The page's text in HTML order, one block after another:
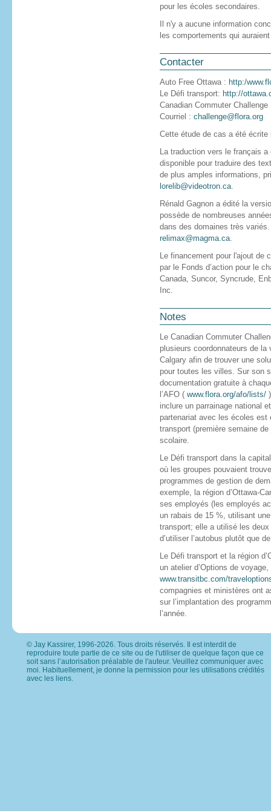
pour les écoles secondaires.
Il n'y a aucune information
les comportements qui
Contacter
Auto Free Ottawa : http:/
Le Défi transport: http://
Canadian Commuter
Courriel : challenge@flora.org
Cette étude de cas a été écrite
La traduction vers le français
disponible pour traduire des
de plus amples informations,
lorelib@videotron.ca.
Rénald Gagnon a édité la
possède de nombreuses
dans des domaines très
relimax@magma.ca.
Le financement pour l'ajout de
par le Fonds d’action pour le
Canada, Suncor, Syncrude,
Inc.
Notes
Le Canadian Commuter
plusieurs coordonnateurs de
Calgary afin de trouver une
pour toutes les villes. Sur son
documentation gratuite à
l’AFO ( www.flora.org/afo/lists/
inclure un parrainage national
partenariat avec les écoles
transport (première semaine
scolaire.
Le Défi transport dans la
où les groupes pouvaient
programmes de gestion de
exemple, la région d’Ottawa-
ses employés (les employés
un rabais de 15 %, utilisant
transport; elle a utilisé les
d’utiliser l’autobus plutôt que
Le Défi transport et la région
un atelier d’Options de
www.transitbc.com/
compagnies et ministères ont
sur l’implantation des
l’année.
© Jay Kassirer, 1996-2026. Tous droits réservés. Il est interdit de
reproduire toute partie de ce site ou de l'utiliser de quelque façon que ce
soit sans l’autorisation préalable de l'auteur. Veuillez communiquer avec
moi. Habituellement, je donne la permission pour les utilisations crédités
avec les liens.